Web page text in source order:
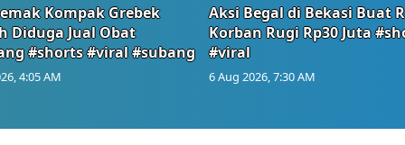
Kompak Grebek
Diduga Jual Obat
#shorts #viral #subang
4:05 AM
Aksi Begal di Bekasi Buat
Korban Rugi Rp30 Juta
#viral
6 Aug 2026, 7:30 AM